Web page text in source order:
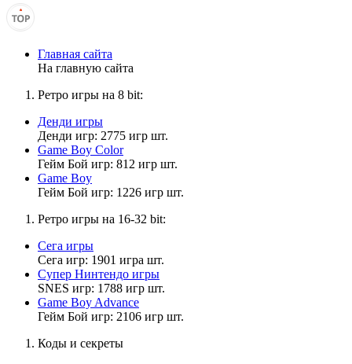
У меня все продумано до мелочей . яде буду щий юрист. Да ,
кому-то это может показаться волокитой , но это для
безопасности.
Матвей2014
21:28:02
Также вам надо будет ознакомиться с правилами поведения
доверенных лиц. Главное правило: не пересылать архив и не
разглашать на него пароль третьим лицам. Также каждому
такому человеку я выдам личный архив. С файлами
специальной карточки , доверенности и т.д.
Дэволюциский
21:26:59
Ого. А, ну я верю, что доверие накапливается со временем.
Так что поживём - увидим!
Главная сайта
На главную сайта
Ретро игры на 8 bit:
Денди игры
Денди игр: 2775 игр шт.
Game Boy Color
Гейм Бой игр: 812 игр шт.
Game Boy
Гейм Бой игр: 1226 игр шт.
Ретро игры на 16-32 bit:
Сега игры
Сега игр: 1901 игра шт.
Супер Нинтендо игры
SNES игр: 1788 игр шт.
Game Boy Advance
Гейм Бой игр: 2106 игр шт.
Коды и секреты